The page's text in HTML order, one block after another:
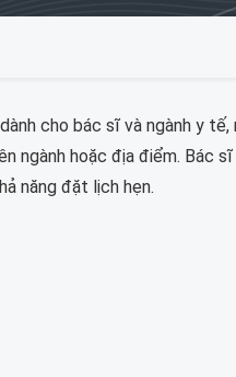
cho bác sĩ và ngành y tế,
ngành hoặc địa điểm. Bác
năng đặt lịch hẹn.